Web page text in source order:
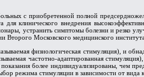
с приобретенной полной
клинического внедрения
устранить симптомы болезни и резко
Второго Московского медицинского
физиологическая стимуляция), и
частотно-адаптированная
более индивидуализированы, чем
режима стимуляции в зависимости от вида